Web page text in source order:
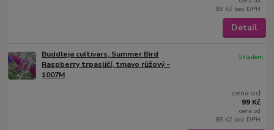
88 Kč bez DPH
Detail
Buddleja cultivars, Summer Bird
Raspberry trpasličí, tmavo růžový -
1007M
cena od
99 Kč
cena od
88 Kč bez DPH
Skladem